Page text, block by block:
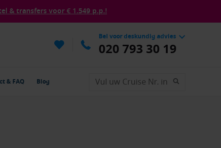
& transfers voor € 1.549 p.p.!
Bel voor deskundig advies
020 793 30 19
& FAQ Blog